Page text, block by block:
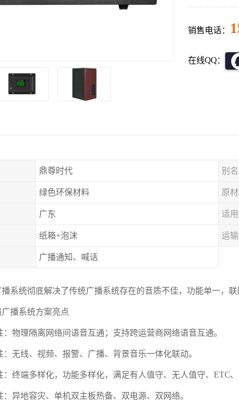
销售电话：
在线QQ：
鼎尊时代 别名
绿色环保材料 原
广东 适
纸箱+泡沫 运输
广播通知、喊话
系统彻底解决了传统广播系统存在的音质不佳，功能单一，
播系统方案亮点
物理隔离网络间语音互通；支持跨运营商网络语音互通。
无线、视频、报警、广播、背景音乐一体化联动。
终端多样化，功能多样化，满足有人值守、无人值守、ETC、
异地容灾、单机双主板热备、双电源、双网络。